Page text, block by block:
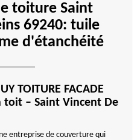
toiture Saint
69240: tuile
d'étanchéité
TOITURE FACADE
– Saint Vincent De
entreprise de couverture qui